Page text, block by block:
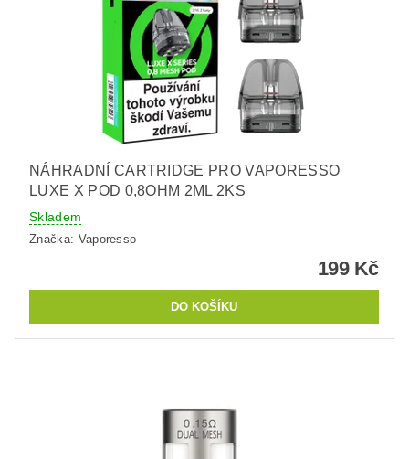
NÁHRADNÍ CARTRIDGE PRO VAPORESSO
LUXE X POD 0,8OHM 2ML 2KS
Skladem
Značka: Vaporesso
199 Kč